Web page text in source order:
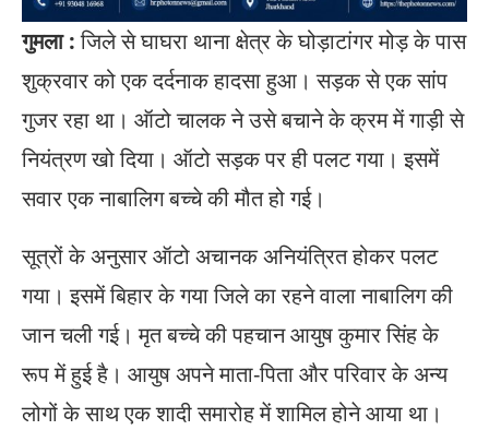
​गुमला :जिले से घाघरा थाना क्षेत्र के घोड़ाटांगर मोड़ के पास
शुक्रवार को एक दर्दनाक हादसा हुआ। सड़क से एक सांप
गुजर रहा था। ऑटो चालक ने उसे बचाने के क्रम में गाड़ी से
नियंत्रण खो दिया। ऑटो सड़क पर ही पलट गया। इसमें
सवार एक नाबालिग बच्चे की मौत हो गई।
सूत्रों के अनुसार ऑटो अचानक अनियंत्रित होकर पलट
गया। इसमें बिहार के गया जिले का रहने वाला नाबालिग की
जान चली गई। मृत बच्चे की पहचान आयुष कुमार सिंह के
रूप में हुई है। आयुष अपने माता-पिता और परिवार के अन्य
लोगों के साथ एक शादी समारोह में शामिल होने आया था।